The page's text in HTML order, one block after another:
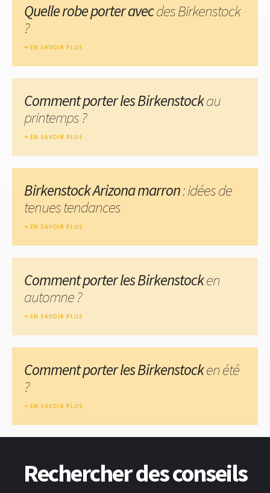
Quelle robe porter avecdes Birkenstock
?
EN SAVOIR PLUS
Comment porter les Birkenstockau
printemps ?
EN SAVOIR PLUS
Birkenstock Arizona marron: idées de
tenues tendances
EN SAVOIR PLUS
Comment porter les Birkenstocken
automne ?
EN SAVOIR PLUS
Comment porter les Birkenstocken été
?
EN SAVOIR PLUS
Rechercher des conseils